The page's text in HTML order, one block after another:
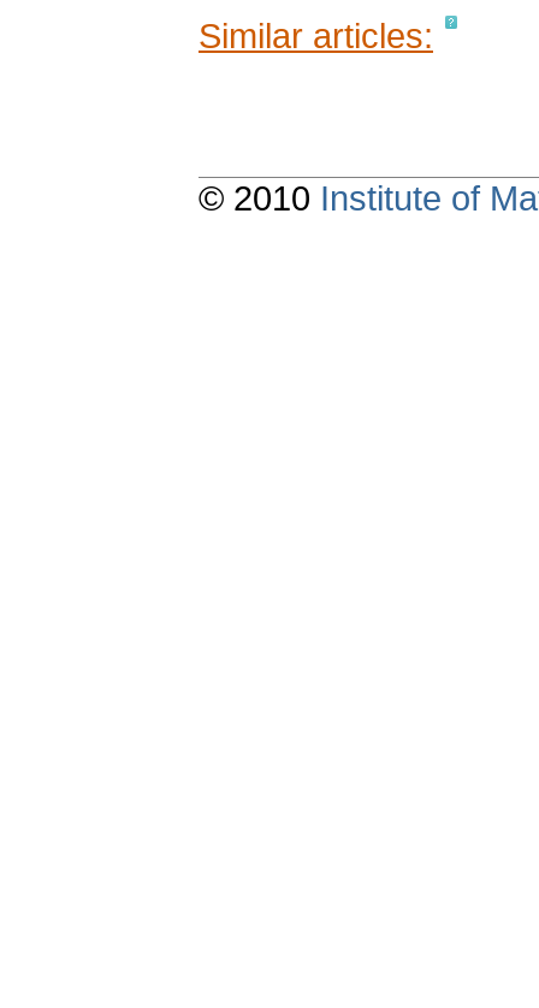
Similar articles:
© 2010 Institute of